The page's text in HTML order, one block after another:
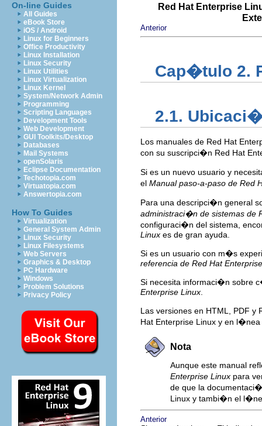
On-line Guides
All Guides
eBook Store
iOS / Android
Linux for Beginners
Office Productivity
Linux Installation
Linux Security
Linux Utilities
Linux Virtualization
Linux Kernel
System/Network Admin
Programming
Scripting Languages
Development Tools
Web Development
GUI Toolkits/Desktop
Databases
Mail Systems
openSolaris
Eclipse Documentation
Techotopia.com
Virtuatopia.com
Answertopia.com
How To Guides
Virtualization
General System Admin
Linux Security
Linux Filesystems
Web Servers
Graphics & Desktop
PC Hardware
Windows
Problem Solutions
Privacy Policy
Red Hat Enterprise
Anterior
Cap�tulo 2.
2.1.
Los manuales de Red Hat
con su suscripci�n Red Hat
Si es un nuevo usuario y
el Manual paso-a-paso de Red
Para una descripci�n general
administraci�n de sistemas de
configuraci�n del sistema,
Linux es de gran ayuda.
Si es un usuario con m�s
referencia de Red Hat
Si necesita informaci�n sobre
Enterprise Linux.
Las versiones en HTML, PDF
Hat Enterprise Linux y en
Nota
Aunque este manual
Enterprise Linux para
de que la
Linux y tambi�n el
Anterior